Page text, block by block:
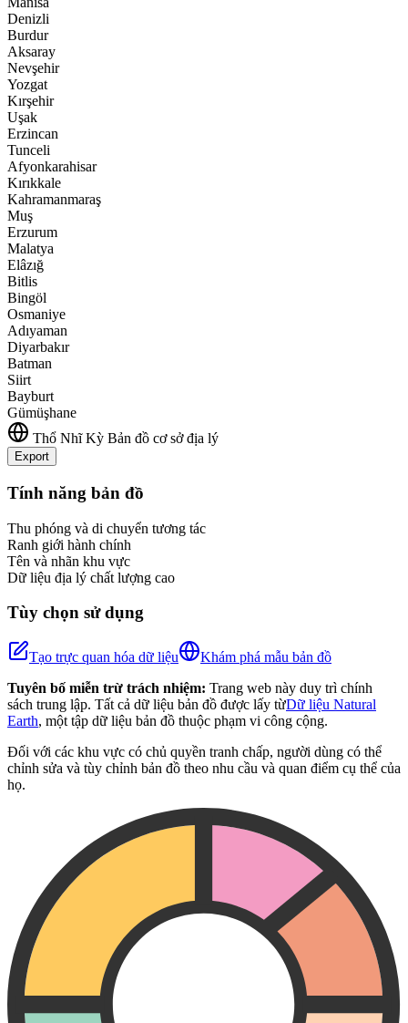
Denizli
Burdur
Aksaray
Nevşehir
Yozgat
Kırşehir
Uşak
Erzincan
Tunceli
Afyonkarahisar
Kırıkkale
Kahramanmaraş
Muş
Erzurum
Malatya
Elâzığ
Bitlis
Bingöl
Osmaniye
Adıyaman
Diyarbakır
Batman
Siirt
Bayburt
Gümüşhane
Thổ Nhĩ Kỳ Bản đồ cơ sở địa lý
Export
+
Tính năng bản đồ
Thu phóng và di chuyển tương tác
Ranh giới hành chính
Tên và nhãn khu vực
Dữ liệu địa lý chất lượng cao
Tùy chọn sử dụng
Tạo trực quan hóa dữ liệu
Khám phá mẫu bản đồ
Tuyên bố miễn trừ trách nhiệm: Trang web này duy trì chính
sách trung lập. Tất cả dữ liệu bản đồ được lấy từDữ liệu Natural
Earth, một tập dữ liệu bản đồ thuộc phạm vi công cộng.
Đối với các khu vực có chủ quyền tranh chấp, người dùng có thể
chỉnh sửa và tùy chỉnh bản đồ theo nhu cầu và quan điểm cụ thể của
họ.